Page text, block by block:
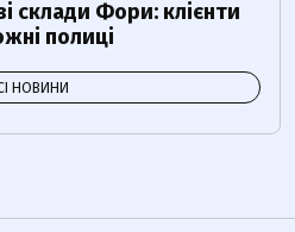
склади Фори: клієнти
полиці
НОВИНИ